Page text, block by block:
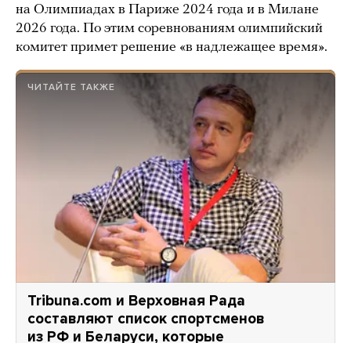
на Олимпиадах в Париже 2024 года и в Милане
2026 года. По этим соревнованиям олимпийский
комитет примет решение «в надлежащее время».
ЧИТАЙТЕ ТАКЖЕ
Tribuna.com и Верховная Рада
составляют список спортсменов
из РФ и Беларуси, которые